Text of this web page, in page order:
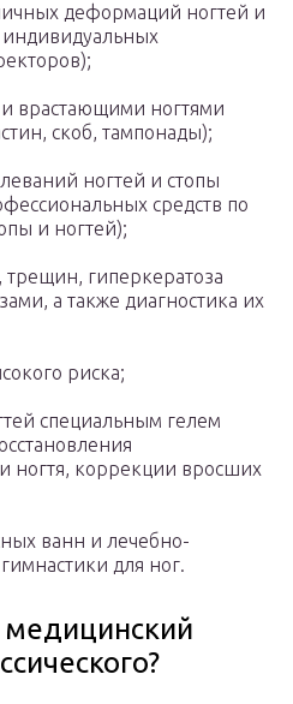
деформаций ногтей и
индивидуальных
врастающими ногтями
скоб, тампонады);
ногтей и стопы
средств по
и ногтей);
трещин, гиперкератоза
а также диагностика их
риска;
специальным гелем
ногтя, коррекции вросших
ванн и лечебно-
для ног.
медицинский